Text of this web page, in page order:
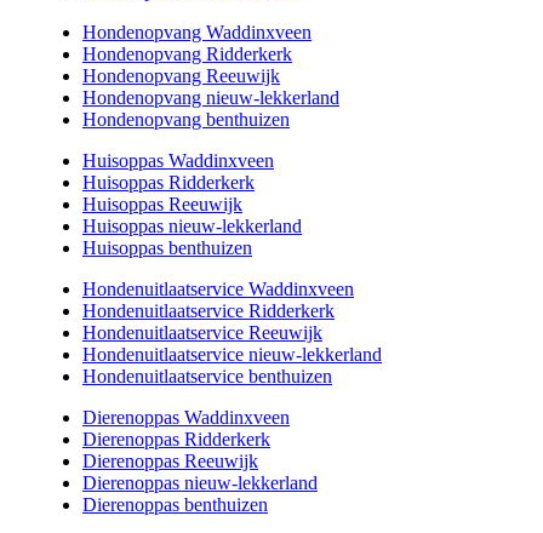
Hondenopvang Waddinxveen
Hondenopvang Ridderkerk
Hondenopvang Reeuwijk
Hondenopvang nieuw-lekkerland
Hondenopvang benthuizen
Huisoppas Waddinxveen
Huisoppas Ridderkerk
Huisoppas Reeuwijk
Huisoppas nieuw-lekkerland
Huisoppas benthuizen
Hondenuitlaatservice Waddinxveen
Hondenuitlaatservice Ridderkerk
Hondenuitlaatservice Reeuwijk
Hondenuitlaatservice nieuw-lekkerland
Hondenuitlaatservice benthuizen
Dierenoppas Waddinxveen
Dierenoppas Ridderkerk
Dierenoppas Reeuwijk
Dierenoppas nieuw-lekkerland
Dierenoppas benthuizen